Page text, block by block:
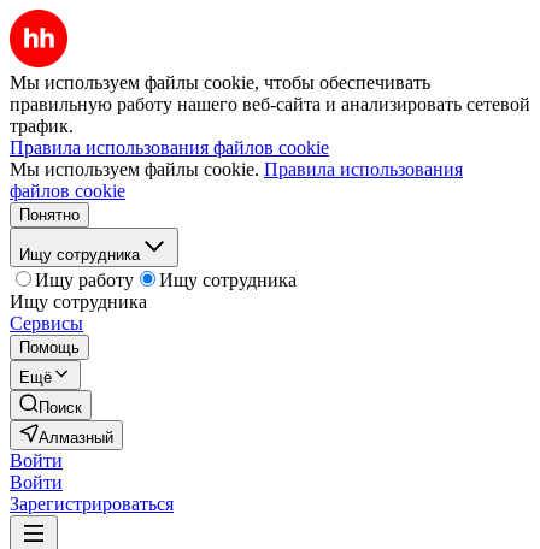
Мы используем файлы cookie, чтобы обеспечивать
правильную работу нашего веб-сайта и анализировать сетевой
трафик.
Правила использования файлов cookie
Мы используем файлы cookie. Правила использования
файлов cookie
Понятно
Ищу сотрудника
Ищу работу
Ищу сотрудника
Ищу сотрудника
Сервисы
Помощь
Ещё
Поиск
Алмазный
Войти
Войти
Зарегистрироваться